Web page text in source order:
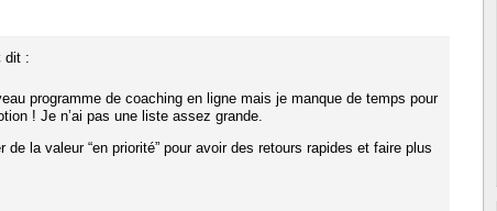
dit :
programme de coaching en ligne mais je manque de temps pour
! Je n’ai pas une liste assez grande.
de la valeur “en priorité” pour avoir des retours rapides et faire plus